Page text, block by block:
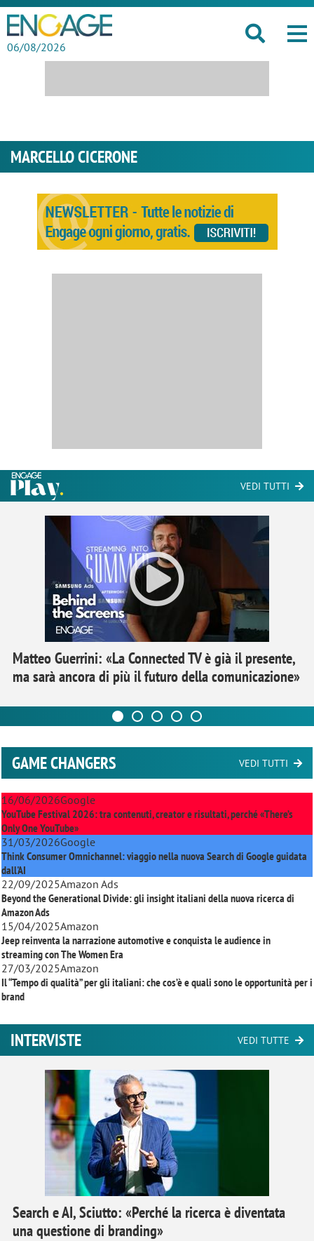
06/08/2026
MARCELLO CICERONE
VEDI TUTTI
Matteo Guerrini: «La Connected TV è già il presente,
ma sarà ancora di più il futuro della comunicazione»
GAME CHANGERS VEDI TUTTI
16/06/2026Google
YouTube Festival 2026: tra contenuti, creator e risultati, perché «There’s
Only One YouTube»
31/03/2026Google
Think Consumer Omnichannel: viaggio nella nuova Search di Google guidata
dall'AI
22/09/2025Amazon Ads
Beyond the Generational Divide: gli insight italiani della nuova ricerca di
Amazon Ads
15/04/2025Amazon
Jeep reinventa la narrazione automotive e conquista le audience in
streaming conThe Women Era
27/03/2025Amazon
Il “Tempo di qualità” per gli italiani: che cos’è e quali sono le opportunità per i
brand
INTERVISTE VEDI TUTTE
Search e AI, Sciutto: «Perché la ricerca è diventata
una questione di branding»